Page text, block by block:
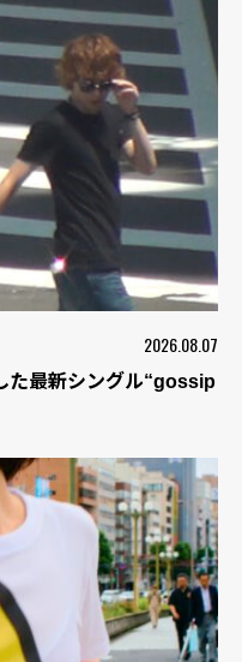
2026.08.07
た最新シングル“gossip